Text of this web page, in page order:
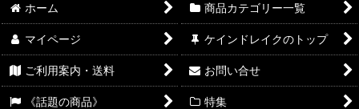
ホーム 商品カテゴリー一覧
マイページ ケインドレイクのトップ
ご利用案内・送料 お問い合せ
《話題の商品》 特集